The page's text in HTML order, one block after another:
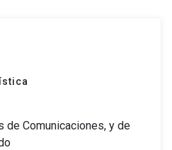
Comunicaciones, y de